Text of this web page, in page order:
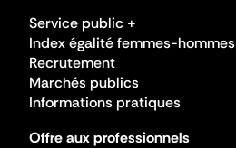
Service public +
Index égalité femmes-hommes
Recrutement
Marchés publics
Informations pratiques
Offre aux professionnels